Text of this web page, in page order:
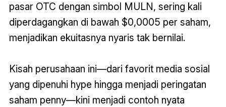
pasar OTC dengan simbol MULN, sering kali
diperdagangkan di bawah $0,0005 per saham,
menjadikan ekuitasnya nyaris tak bernilai.
Kisah perusahaan ini—dari favorit media sosial
yang dipenuhi hype hingga menjadi peringatan
saham penny—kini menjadi contoh nyata